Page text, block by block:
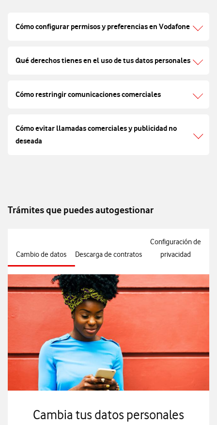
Cómo configurar permisos y preferencias en Vodafone
Qué derechos tienes en el uso de tus datos personales
Cómo restringir comunicaciones comerciales
Cómo evitar llamadas comerciales y publicidad no
deseada
Trámites que puedes autogestionar
Cambio de datos Descarga de contratos
Configuración de
privacidad
Cambia tus datos personales